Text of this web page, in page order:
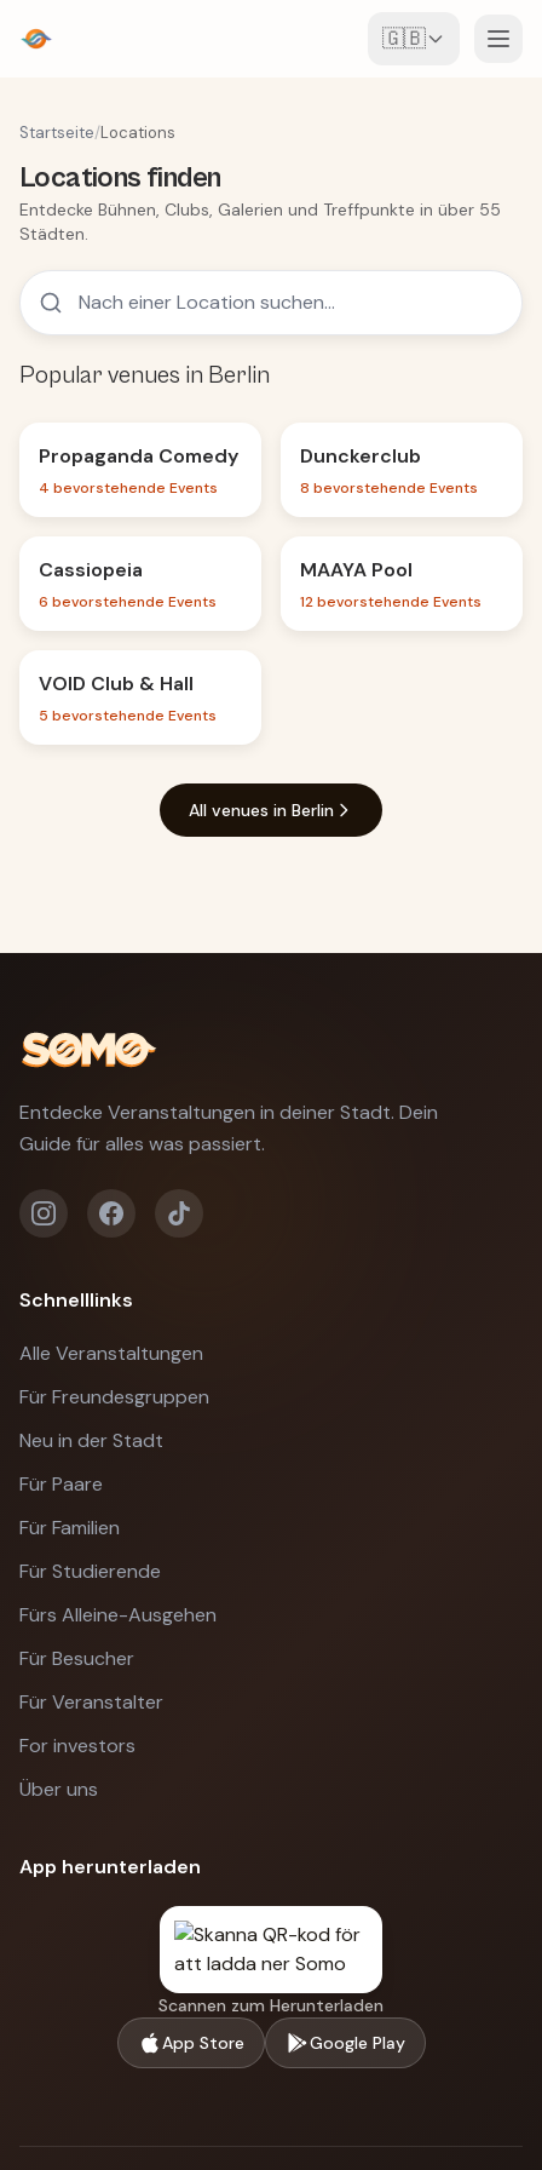
🇬🇧
Karte
Locations
Für Veranstalter
Event erstellen
Startseite/Locations
Locations finden
Entdecke Bühnen, Clubs, Galerien und Treffpunkte in über 55
Städten.
Popular venues in Berlin
Propaganda Comedy
4 bevorstehende Events
Nightclub
Dunckerclub
8 bevorstehende Events
Nightclub
Cassiopeia
6 bevorstehende Events
Nightclub
MAAYA Pool
12 bevorstehende Events
Nightclub
VOID Club & Hall
5 bevorstehende Events
All venues in Berlin
Entdecke Veranstaltungen in deiner Stadt. Dein
Guide für alles was passiert.
Schnelllinks
Alle Veranstaltungen
Für Freundesgruppen
Neu in der Stadt
Für Paare
Für Familien
Für Studierende
Fürs Alleine-Ausgehen
Für Besucher
Für Veranstalter
For investors
Über uns
App herunterladen
Scannen zum Herunterladen
App Store
Google Play